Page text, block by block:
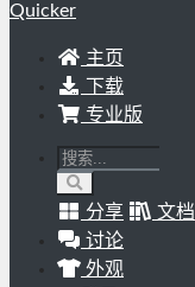
Quicker
主页
下载
专业版
分享
文档
讨论
外观